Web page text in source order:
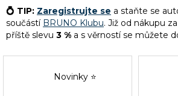
💍 TIP: Zaregistrujte se a staňte se
součástí BRUNO Klubu. Již od nákupu za
příště slevu 3 % a s věrností se můžete
Novinky ⭐